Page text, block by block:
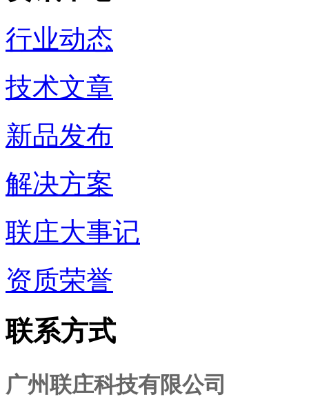
行业动态
技术文章
新品发布
解决方案
联庄大事记
资质荣誉
联系方式
广州联庄科技有限公司